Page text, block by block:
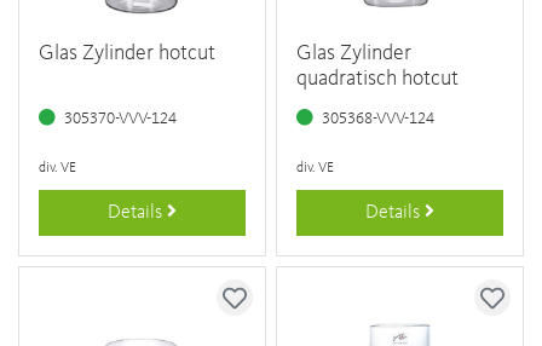
Glas Zylinder hotcut
305370-VVV-124
div. VE
Details
Glas Zylinder
quadratisch hotcut
305368-VVV-124
div. VE
Details